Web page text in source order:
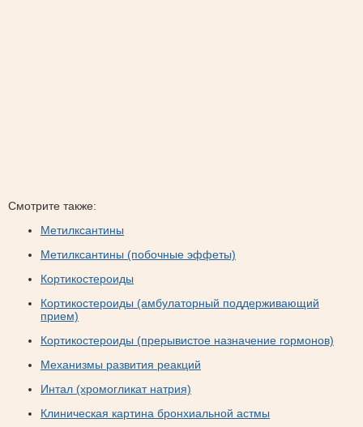
Смотрите также:
Метилксантины
Метилксантины (побочные эффеты)
Кортикостероиды
Кортикостероиды (амбулаторный поддерживающий
прием)
Кортикостероиды (прерывистое назначение гормонов)
Механизмы развития реакций
Интал (хромогликат натрия)
Клиническая картина бронхиальной астмы